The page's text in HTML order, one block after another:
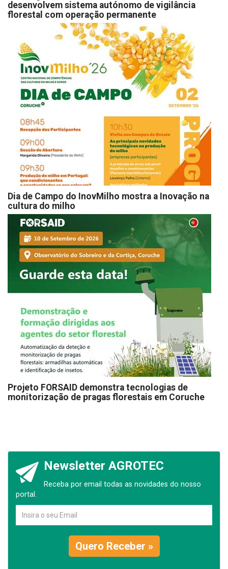
desenvolvem sistema autónomo de vigilância
florestal com operação permanente
Dia de Campo do InovMilho mostra a Inovação na
cultura do milho
Projeto FORSAID demonstra tecnologias de
monitorização de pragas florestais em Coruche
Newsletter AGROTEC
Receba por email todas as novidades do nosso
portal.
Quero Receber »